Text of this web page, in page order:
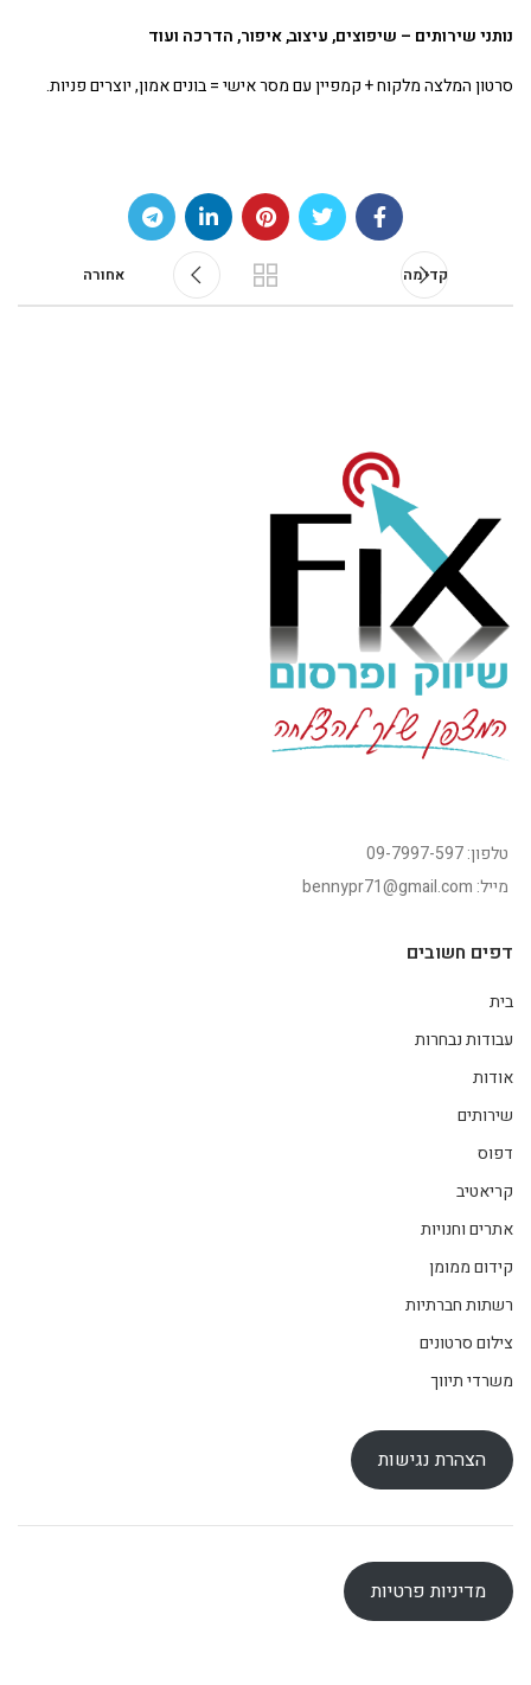
נותני שירותים – שיפוצים, עיצוב, איפור, הדרכה ועוד
סרטון המלצה מלקוח + קמפיין עם מסר אישי = בונים אמון, יוצרים פניות.
קדימה אחורה
טלפון: 09-7997-597
מייל: bennypr71@gmail.com
דפים חשובים
בית
עבודות נבחרות
אודות
שירותים
דפוס
קריאטיב
אתרים וחנויות
קידום ממומן
רשתות חברתיות
צילום סרטונים
משרדי תיווך
הצהרת נגישות
מדיניות פרטיות